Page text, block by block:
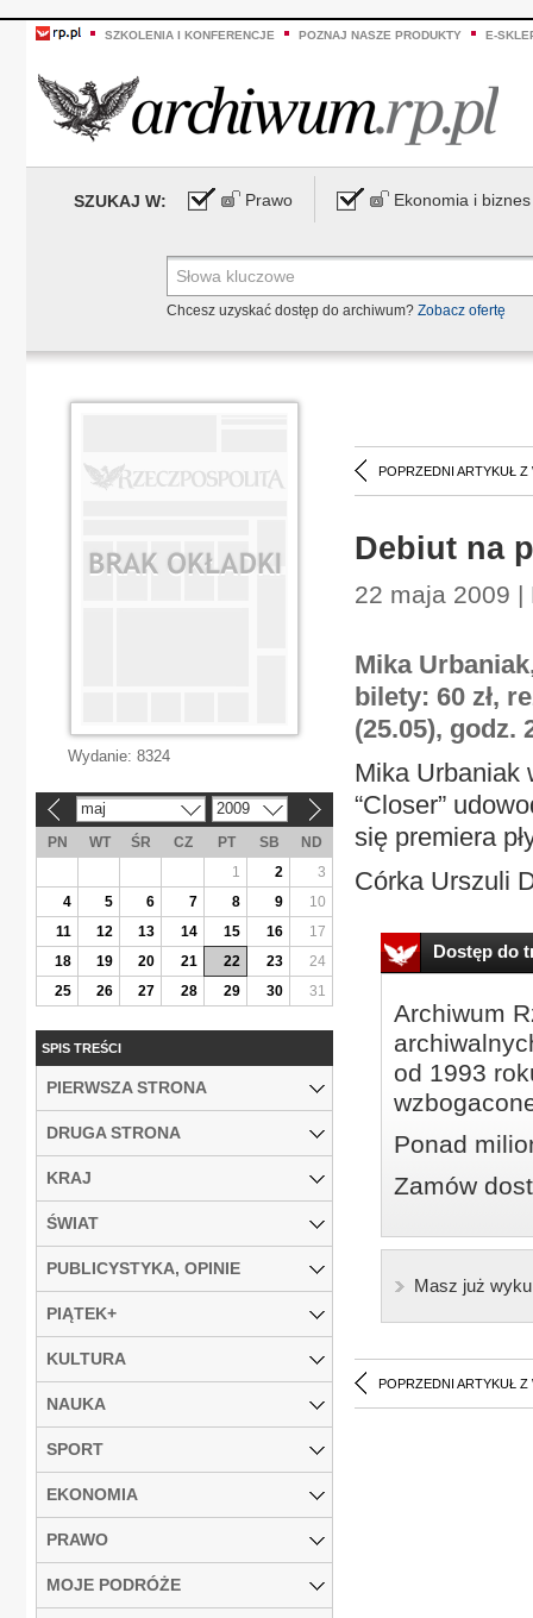
SZKOLENIA I KONFERENCJE POZNAJ NASZE PRODUKTY E-
SZUKAJ W: Prawo Ekonomia i biznes
Chcesz uzyskać dostęp do archiwum? Zobacz ofertę
POPRZEDNI ARTYKUŁ Z
Debiut na
22 maja 2009 |
Mika
bilety: 60 zł,
(25.05), godz.
Mika Urbaniak
“Closer”
się premiera
Córka Urszuli
Dostęp do
Archiwum
od 1993
Ponad
Zamów
Masz już
POPRZEDNI ARTYKUŁ Z
Wydanie: 8324
maj 2009
PN WT ŚR CZ PT SB
ND
1
2
3
4
5 6 7 8 9
10
11
12 13 14 15 16
17
18
19 20 21 22 23
24
25
26 27 28 29 30 31
SPIS TREŚCI
PIERWSZA STRONA
DRUGA STRONA
KRAJ
ŚWIAT
PUBLICYSTYKA, OPINIE
PIĄTEK+
KULTURA
NAUKA
SPORT
EKONOMIA
PRAWO
MOJE PODRÓŻE